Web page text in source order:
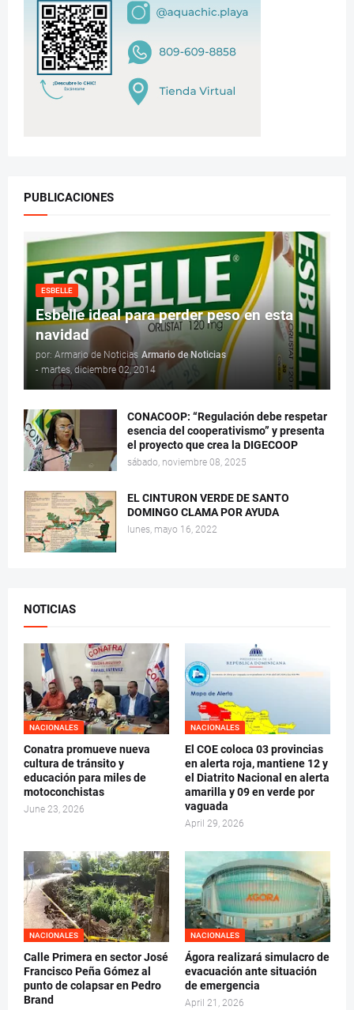
PUBLICACIONES
ESBELLE
Esbelle ideal para perder peso en esta
navidad
por: Armario de Noticias Armario de Noticias
- martes, diciembre 02, 2014
CONACOOP: “Regulación debe respetar
esencia del cooperativismo” y presenta
el proyecto que crea la DIGECOOP
sábado, noviembre 08, 2025
EL CINTURON VERDE DE SANTO
DOMINGO CLAMA POR AYUDA
lunes, mayo 16, 2022
NOTICIAS
NACIONALES
Conatra promueve nueva
cultura de tránsito y
educación para miles de
motoconchistas
June 23, 2026
NACIONALES
El COE coloca 03 provincias
en alerta roja, mantiene 12 y
el Diatrito Nacional en alerta
amarilla y 09 en verde por
vaguada
April 29, 2026
NACIONALES
Calle Primera en sector José
Francisco Peña Gómez al
punto de colapsar en Pedro
Brand
NACIONALES
Ágora realizará simulacro de
evacuación ante situación
de emergencia
April 21, 2026